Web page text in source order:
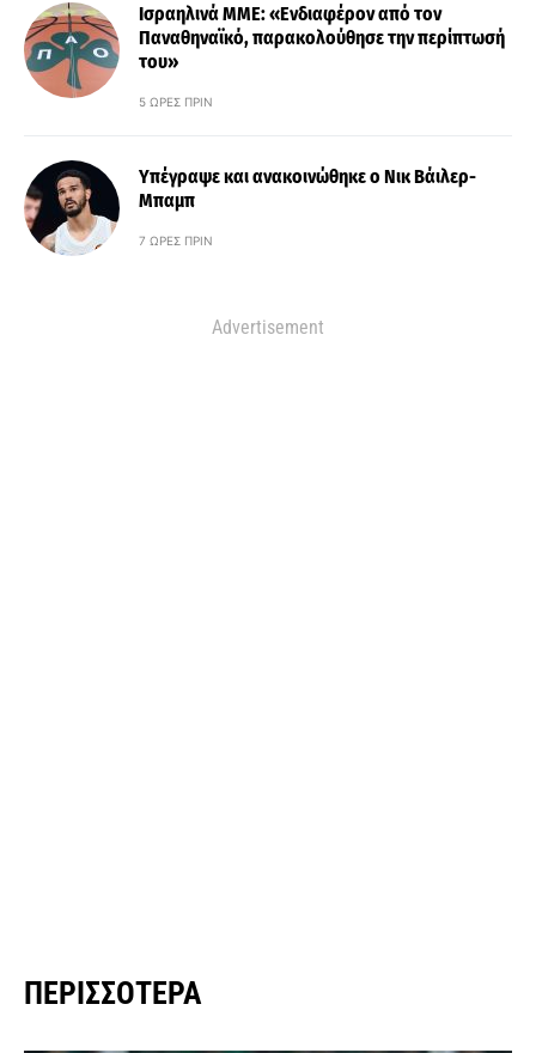
Ισραηλινά ΜΜΕ: «Ενδιαφέρον από τον
Παναθηναϊκό, παρακολούθησε την περίπτωσή
του»
5 ΏΡΕΣ ΠΡΙΝ
Υπέγραψε και ανακοινώθηκε ο Νικ Βάιλερ-
Μπαμπ
7 ΏΡΕΣ ΠΡΙΝ
Advertisement
ΠΕΡΙΣΣΌΤΕΡΑ